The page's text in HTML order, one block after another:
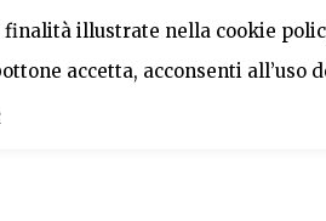
illustrate nella cookie
accetta, acconsenti all’uso